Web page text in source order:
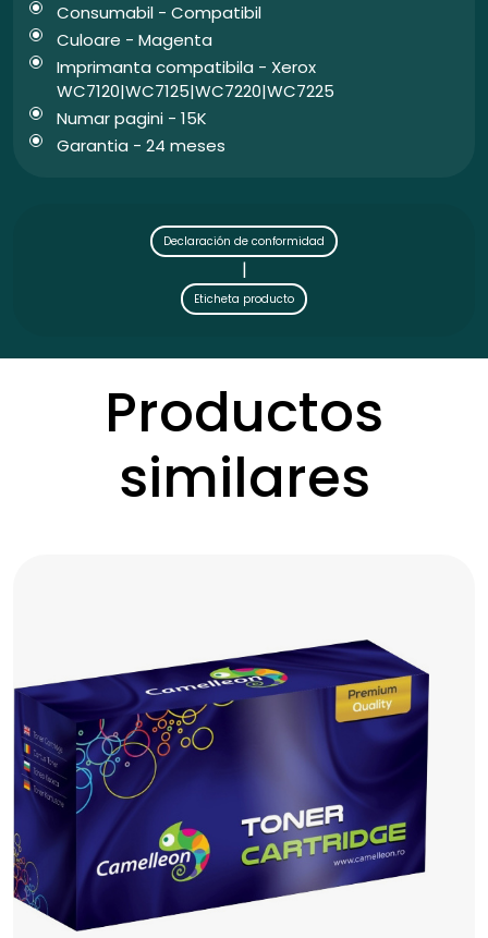
Consumabil - Compatibil
Culoare - Magenta
Imprimanta compatibila - Xerox
WC7120|WC7125|WC7220|WC7225
Numar pagini - 15K
Garantia - 24 meses
Declaración de conformidad
|
Eticheta producto
Productos
similares